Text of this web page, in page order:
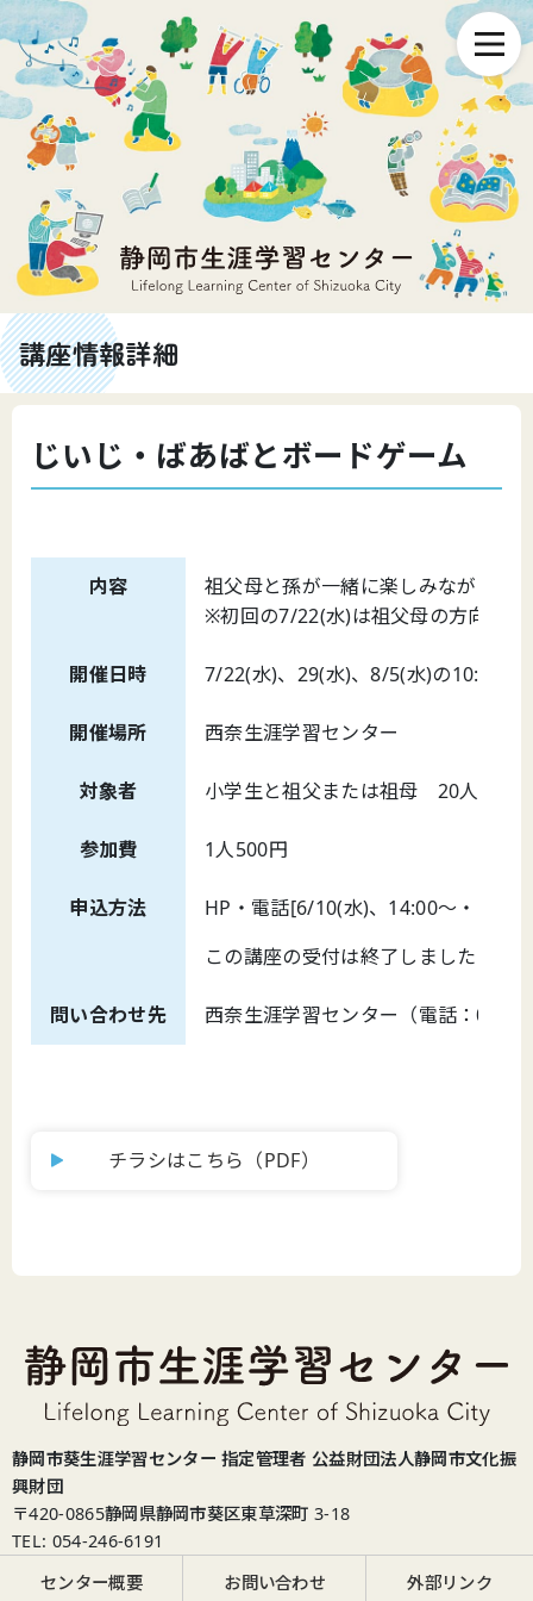
講座情報詳細
じいじ・ばあばとボードゲーム
内容
祖父母と孫が一緒に楽しみながらボ
※初回の7/22(水)は祖父母の方向けの
開催日時 7/22(水)、29(水)、8/5(水)の10:00～
開催場所 西奈生涯学習センター
対象者 小学生と祖父または祖母 20人(1組4
参加費 1人500円
申込方法
HP・電話[6/10(水)、14:00～・申込
この講座の受付は終了しました
問い合わせ先 西奈生涯学習センター（電話：054-
チラシはこちら（PDF）
静岡市葵生涯学習センター 指定管理者 公益財団法人静岡市文化振
興財団
〒420-0865静岡県静岡市葵区東草深町 3-18
TEL: 054-246-6191
センター概要
お問い合わせ 外部リンク